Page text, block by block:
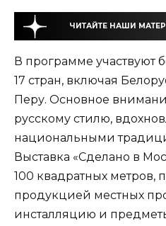
ЧИТАЙТЕ НАШИ
В программе участвуют
17 стран, включая
Перу. Основное
русскому стилю,
национальными
Выставка «Сделано в
100 квадратных метров,
продукцией местных
инсталляцию и